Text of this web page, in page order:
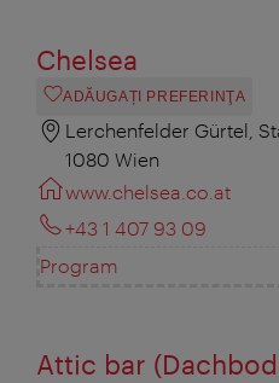
Chelsea
ADĂUGAȚI PREFERINŢA
Lerchenfelder Gürtel,
1080 Wien
www.chelsea.co.at
+43 1 407 93 09
Program
Attic bar